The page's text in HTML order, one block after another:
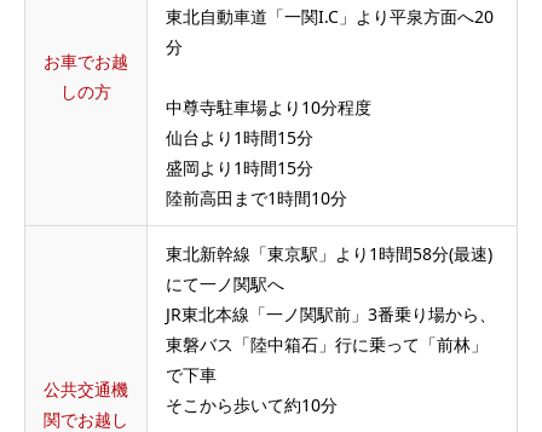
お車でお越
しの方
東北自動車道「一関I.C」より平泉方面へ20
分
中尊寺駐車場より10分程度
仙台より1時間15分
盛岡より1時間15分
陸前高田まで1時間10分
公共交通機
関でお越し
東北新幹線「東京駅」より1時間58分(最速)
にて一ノ関駅へ
JR東北本線「一ノ関駅前」3番乗り場から、
東磐バス「陸中箱石」行に乗って「前林」
で下車
そこから歩いて約10分